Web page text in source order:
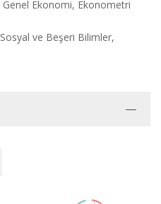
Genel Ekonomi, Ekonometri
Sosyal ve Beşeri Bilimler,